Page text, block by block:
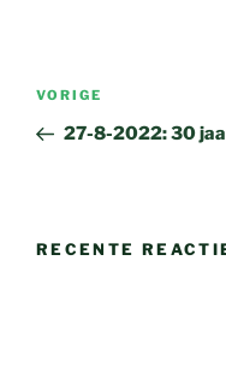
Bericht
Vorig
bericht
VORIGE
27-8-2022: 30
RECENTE